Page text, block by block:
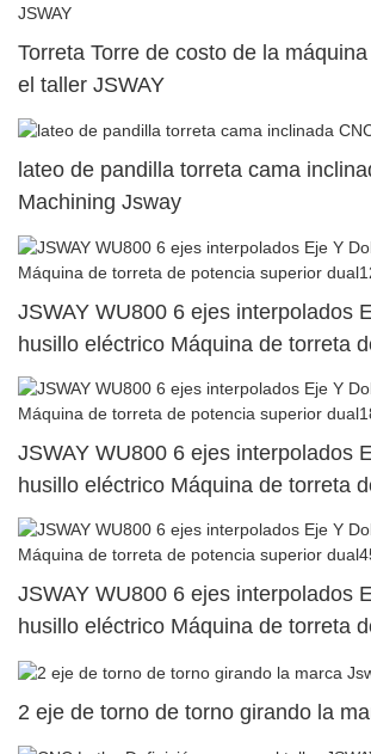
Torreta Torre de costo de la
el taller JSWAY
lateo de pandilla torreta cama
Machining Jsway
JSWAY WU800 6 ejes interpolados
husillo eléctrico Máquina de torreta
superior dual124
JSWAY WU800 6 ejes interpolados
husillo eléctrico Máquina de torreta
superior dual18
JSWAY WU800 6 ejes interpolados
husillo eléctrico Máquina de torreta
superior dual45
2 eje de torno de torno girando la